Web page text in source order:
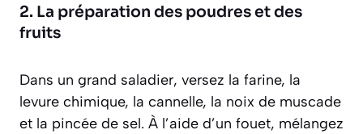
2. La préparation des poudres et des
fruits
Dans un grand saladier, versez la farine, la
levure chimique, la cannelle, la noix de muscade
et la pincée de sel. À l’aide d’un fouet, mélangez